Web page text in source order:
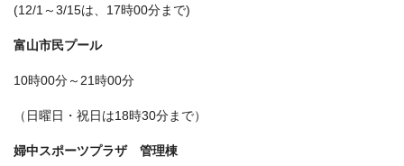
(12/1～3/15は、17時00分まで)
富山市民プール
10時00分～21時00分
（日曜日・祝日は18時30分まで）
婦中スポーツプラザ 管理棟